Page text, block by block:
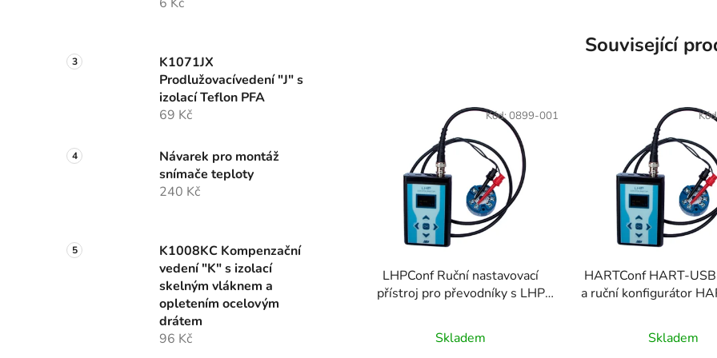
K1071JX
Prodlužovacívedení "J" s
izolací Teflon PFA
69 Kč
Návarek pro montáž
snímače teploty
240 Kč
K1008KC Kompenzační
vedení "K" s izolací
skelným vláknem a
opletením ocelovým
drátem
96 Kč
Související
LHPConf Ruční nastavovací
přístroj pro převodníky s LHP
Skladem
Kód:0899-001
HARTConf HART-
a ruční konfigurátor
Skladem